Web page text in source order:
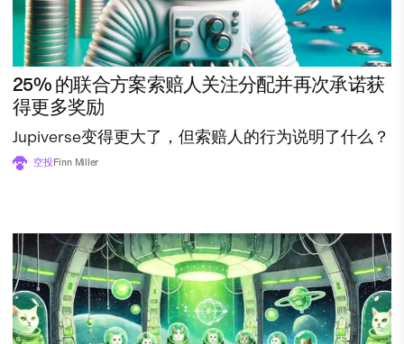
25% 的联合方案索赔人关注分配并再次承诺获
得更多奖励
Jupiverse变得更大了，但索赔人的行为说明了什么？
空投Finn Miller